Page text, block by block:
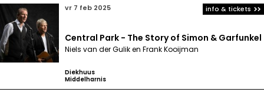
vr 7 feb 2025
Central Park - The Story of Simon & Garfunkel
Niels van der Gulik en Frank Kooijman
Diekhuus
Middelharnis
info & tickets